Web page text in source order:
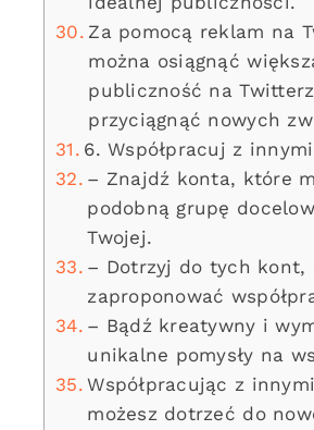
Za pomocą reklam na
można osiągnąć
publiczność na
przyciągnąć nowych
6. Współpracuj z
– Znajdź konta, które
podobną grupę
Twojej.
– Dotrzyj do tych kont,
zaproponować
– Bądź kreatywny i
unikalne pomysły na
Współpracując z
możesz dotrzeć do